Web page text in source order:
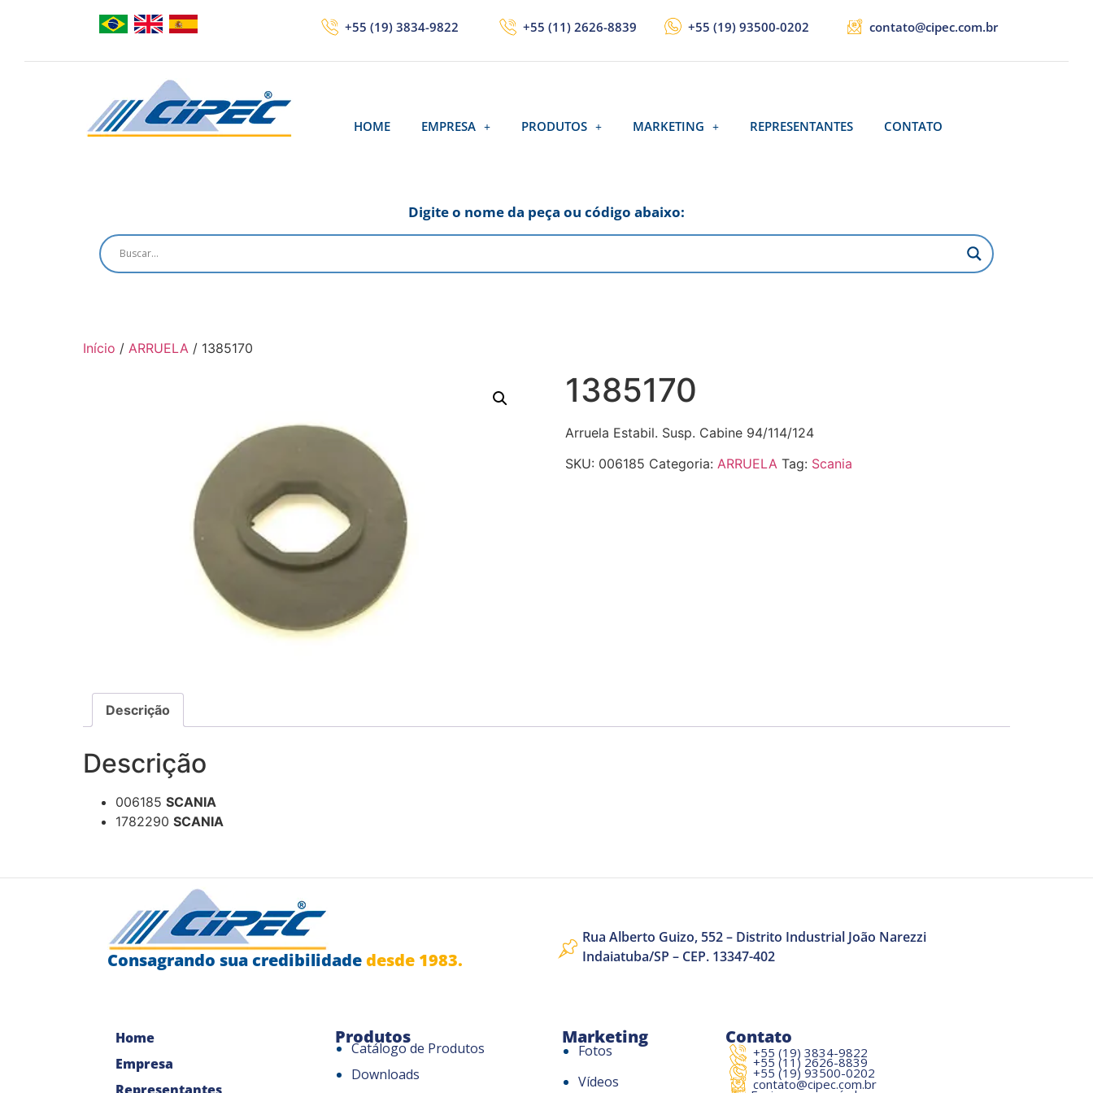
+55 (19) 3834-9822 +55 (11) 2626-8839 +55 (19) 93500-0202 contato@cipec.com.br
HOME EMPRESA PRODUTOS MARKETING REPRESENTANTES CONTATO
Digite o nome da peça ou código abaixo:
Início / ARRUELA / 1385170
1385170
Arruela Estabil. Susp. Cabine 94/114/124
SKU: 006185 Categoria: ARRUELA Tag: Scania
Descrição
Descrição
006185 SCANIA
1782290 SCANIA
Consagrando sua credibilidadedesde 1983.
Rua Alberto Guizo, 552 – Distrito Industrial João Narezzi
Indaiatuba/SP – CEP. 13347-402
Home
Empresa
Produtos
Catálogo de Produtos
Downloads
Marketing
Fotos
Vídeos
Contato
+55 (19) 3834-9822
+55 (11) 2626-8839
+55 (19) 93500-0202
contato@cipec.com.br